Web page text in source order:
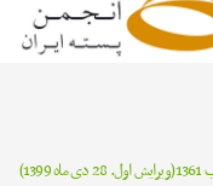
لایحه الحاق و اصلاح موادی از قانون توزیع عادلانه آب مصوب 1361(ویرایش اول. 28 دی ماه 1399)